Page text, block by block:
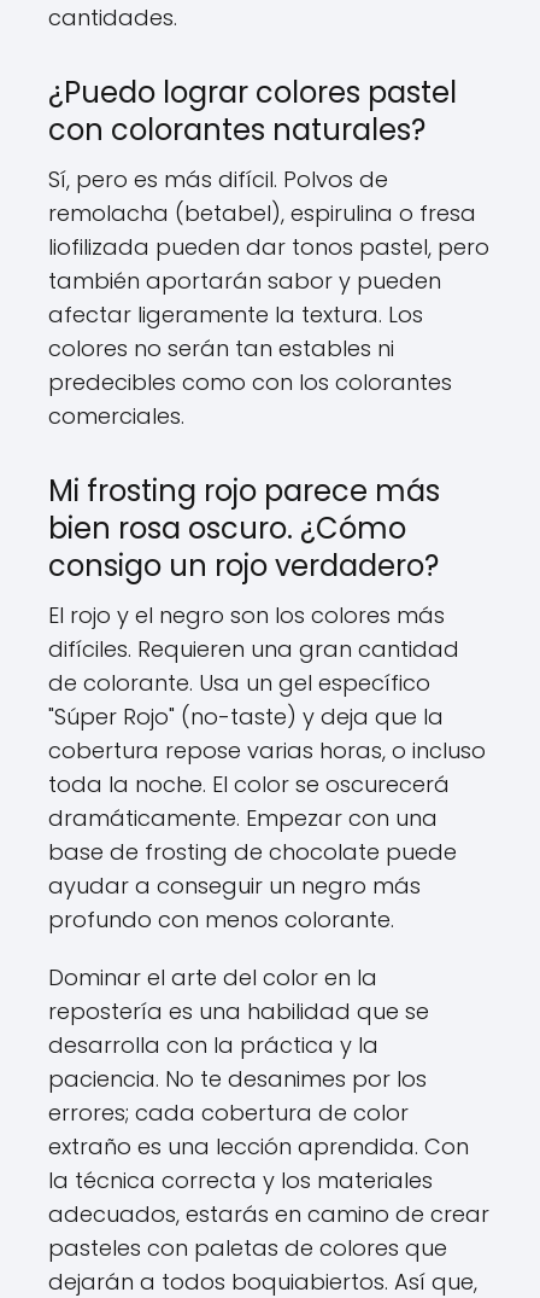
cantidades.
¿Puedo lograr colores pastel
con colorantes naturales?
Sí, pero es más difícil. Polvos de
remolacha (betabel), espirulina o fresa
liofilizada pueden dar tonos pastel, pero
también aportarán sabor y pueden
afectar ligeramente la textura. Los
colores no serán tan estables ni
predecibles como con los colorantes
comerciales.
Mi frosting rojo parece más
bien rosa oscuro. ¿Cómo
consigo un rojo verdadero?
El rojo y el negro son los colores más
difíciles. Requieren una gran cantidad
de colorante. Usa un gel específico
"Súper Rojo" (no-taste) y deja que la
cobertura repose varias horas, o incluso
toda la noche. El color se oscurecerá
dramáticamente. Empezar con una
base de frosting de chocolate puede
ayudar a conseguir un negro más
profundo con menos colorante.
Dominar el arte del color en la
repostería es una habilidad que se
desarrolla con la práctica y la
paciencia. No te desanimes por los
errores; cada cobertura de color
extraño es una lección aprendida. Con
la técnica correcta y los materiales
adecuados, estarás en camino de crear
pasteles con paletas de colores que
dejarán a todos boquiabiertos. Así que,